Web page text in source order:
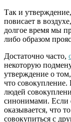
Так и
повисает в
долгое время мы
либо образом
Достаточно часто,
некоторую
утверждение о
что совокупление.
людей
синонимами. Если
оказывается, что
совокупиться с